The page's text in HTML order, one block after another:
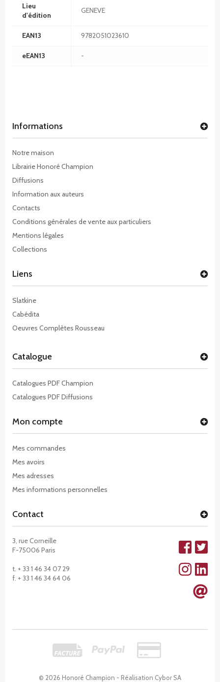
Lieu
d'édition
GENEVE
EAN13 9782051023610
eEAN13 -
Informations
Notre maison
Librairie Honoré Champion
Diffusions
Information aux auteurs
Contacts
Conditions générales de vente aux particuliers
Mentions légales
Collections
© 2026 Honoré Champion - Réalisation Cybor SA
Liens
Slatkine
Cabédita
Oeuvres Complètes Rousseau
Catalogue
Catalogues PDF Champion
Catalogues PDF Diffusions
Mon compte
Mes commandes
Mes avoirs
Mes adresses
Mes informations personnelles
Contact
3, rue Corneille
F-75006 Paris
t. + 33 1 46 34 07 29
f. + 33 1 46 34 64 06